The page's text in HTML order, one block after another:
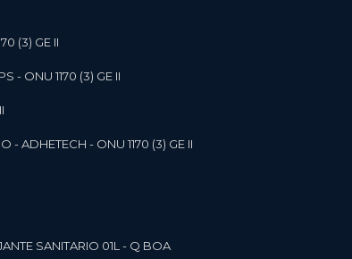
(3) GE II
- ONU 1170 (3) GE II
- ADHETECH - ONU 1170 (3) GE II
SANITARIO 01L - Q BOA